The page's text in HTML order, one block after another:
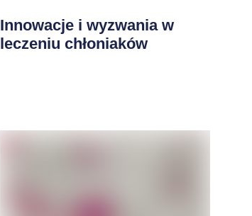
Innowacje i wyzwania w
leczeniu chłoniaków